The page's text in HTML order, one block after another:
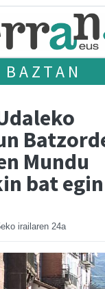
BAZTAN
Mundu
bat
irailaren 24a